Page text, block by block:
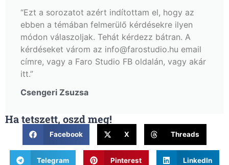
“Ezt a sorozatot azért indítottam el, hogy az
ebben a témában felmerülő kérdésekre ilyen
módon válaszoljak. Tehát kérdezz bátran. A
kérdéseket várom az info@farostudio.hu email
címre, vagy a Faro Studio FB oldalán, vagy akár
itt.”
Csengeri Zsuzsa
Ha tetszett, oszd meg!
Facebook X Threads
Telegram Pinterest LinkedIn